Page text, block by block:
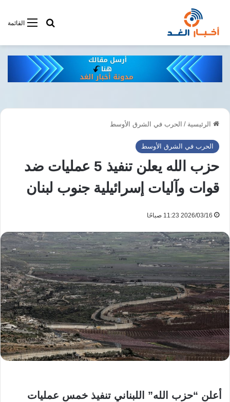
القائمةأبحت فى
الرئيسية / الحرب في الشرق الأوسط
الحرب في الشرق الأوسط
حزب الله يعلن تنفيذ 5 عمليات ضد
قوات وآليات إسرائيلية جنوب لبنان
2026/03/16 11:23 صباحًا
أعلن “حزب الله” اللبناني تنفيذ خمس عمليات